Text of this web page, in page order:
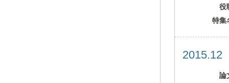
役
特集
論